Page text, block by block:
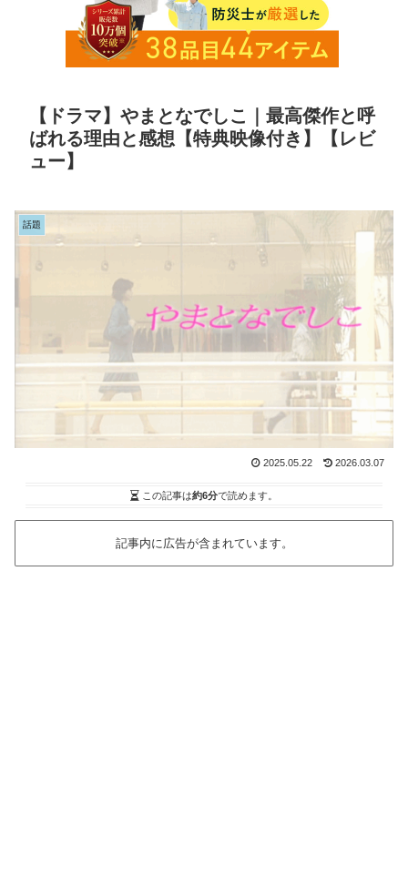
【ドラマ】やまとなでしこ｜最高傑作と呼
ばれる理由と感想【特典映像付き】【レビ
ュー】
話題
2025.05.22 2026.03.07
この記事は約6分で読めます。
記事内に広告が含まれています。